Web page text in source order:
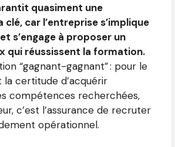
quasiment une
clé, car l’entreprise s’implique
s’engage à proposer un
qui réussissent la formation.
“gagnant-gagnant” : pour le
la certitude d’acquérir
compétences recherchées,
c’est l’assurance de recruter
opérationnel.